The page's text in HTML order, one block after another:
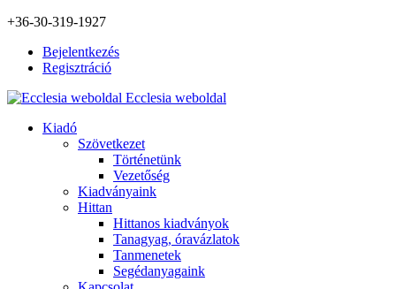
+36-30-319-1927
Bejelentkezés
Regisztráció
Ecclesia weboldal
Kiadó
Szövetkezet
Történetünk
Vezetőség
Kiadványaink
Hittan
Hittanos kiadványok
Tanagyag, óravázlatok
Tanmenetek
Segédanyagaink